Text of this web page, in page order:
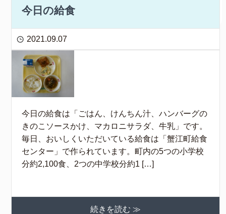
今日の給食
2021.09.07
今日の給食は「ごはん、けんちん汁、ハンバーグの
きのこソースかけ、マカロニサラダ、牛乳」です。
毎日、おいしくいただいている給食は「蟹江町給食
センター」で作られています。町内の5つの小学校
分約2,100食、2つの中学校分約1 […]
続きを読む ≫